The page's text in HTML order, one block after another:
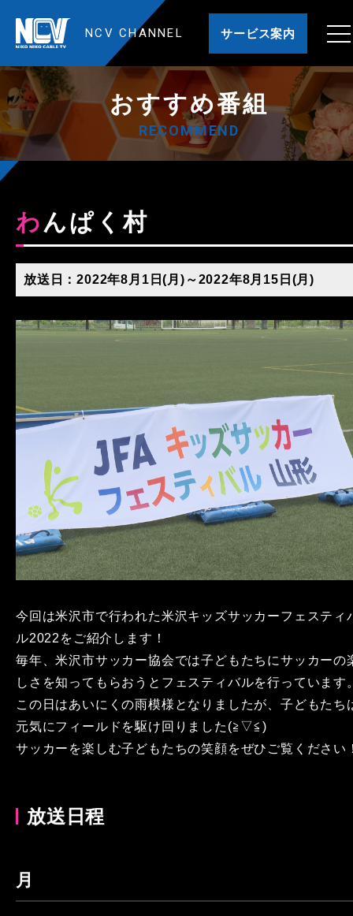
NCV CHANNEL サービス案内
おすすめ番組
RECOMMEND
わんぱく村
放送日：2022年8月1日(月)～2022年8月15日(月)
今回は米沢市で行われた米沢キッズサッカーフェスティ
ル2022をご紹介します！
毎年、米沢市サッカー協会では子どもたちにサッカーの
しさを知ってもらおうとフェスティバルを行っています
この日はあいにくの雨模様となりましたが、子どもたち
元気にフィールドを駆け回りました(≧▽≦)
サッカーを楽しむ子どもたちの笑顔をぜひご覧ください
放送日程
月